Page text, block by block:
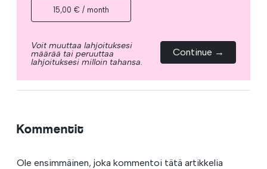
15,00 € / month
Voit muuttaa lahjoituksesi
määrää tai peruuttaa
lahjoituksesi milloin tahansa.
Continue →
Kommentit
Ole ensimmäinen, joka kommentoi tätä artikkelia